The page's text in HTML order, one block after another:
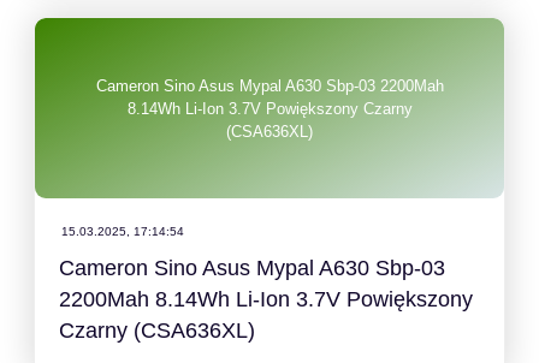
Cameron Sino Asus Mypal A630 Sbp-03 2200Mah
8.14Wh Li-Ion 3.7V Powiększony Czarny
(CSA636XL)
15.03.2025, 17:14:54
Cameron Sino Asus Mypal A630 Sbp-03
2200Mah 8.14Wh Li-Ion 3.7V Powiększony
Czarny (CSA636XL)